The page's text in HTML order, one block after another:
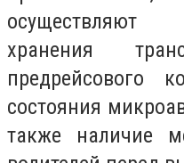
осуществляют
хранения
предрейсового
состояния
также наличие